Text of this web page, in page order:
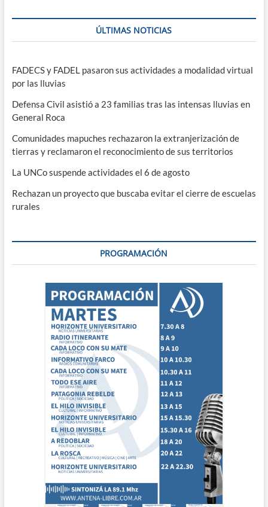
ÚLTIMAS NOTICIAS
FADECS y FADEL pasaron sus actividades a modalidad virtual
por las lluvias
Defensa Civil asistió a 23 familias tras las intensas lluvias en
General Roca
Comunidades mapuches rechazaron la extranjerización de
tierras y reclamaron el reconocimiento de sus territorios
La UNCo suspende actividades el 6 de agosto
Rechazan un proyecto que buscaba evitar el cierre de escuelas
rurales
PROGRAMACIÓN